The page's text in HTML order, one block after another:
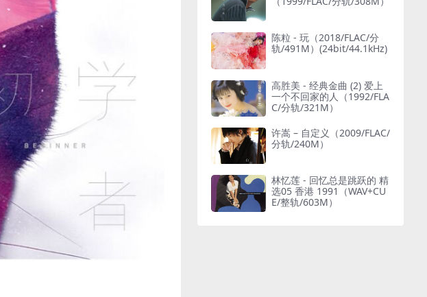
陈粒 - 玩（2018/FLAC/分
轨/491M）(24bit/44.1kHz)
高胜美 - 经典金曲 (2) 爱上
一个不回家的人（1992/FLA
C/分轨/321M）
许嵩 – 自定义（2009/FLAC/
分轨/240M）
林忆莲 - 回忆总是跳跃的 精
选05 香港 1991（WAV+CU
E/整轨/603M）